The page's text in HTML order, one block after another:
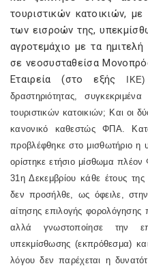
τουριστικών κατοικιών,
των εισροών της,
αγροτεμάχιο με τα
σε νεοσυσταθείσα
Εταιρεία (στο εξής
IKE)
δραστηριότητας,
τουριστικών κατοικιών; Και οι
κανονικό καθεστώς ΦΠΑ.
προβλέφθηκε στο μισθωτήριο
ορίστηκε ετήσιο μίσθωμα
31η Δεκεμβρίου κάθε έτους
δεν προσήλθε, ως όφειλε,
αίτησης επιλογής
αλλά γνωστοποίησε την
υπεκμίσθωσης (εκπρόθεσμα)
λόγου δεν παρέχεται η